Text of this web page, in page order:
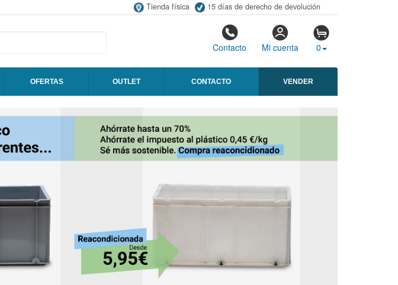
Tienda física 15 días de derecho de devolución
Contacto Mi cuenta 0
OFERTAS OUTLET CONTACTO VENDER